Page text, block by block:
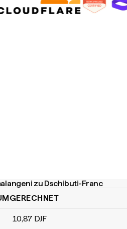
zu Dschibuti-Franc
zu Dschibuti-Franc
10,87 DJF